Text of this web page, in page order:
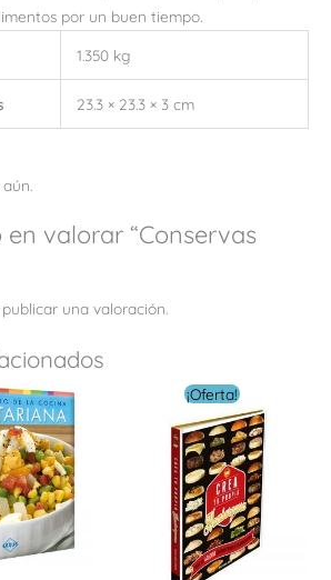
por un buen tiempo.
1.350 kg
23.3 × 23.3 × 3 cm
en valorar “Conservas
una valoración.
¡Oferta!
El
precio
original
era:
$ 14.00.
precio
actual
es:
$ 4.00.